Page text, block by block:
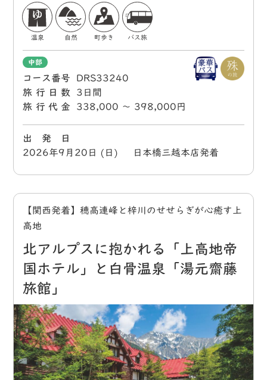
温泉 自然 町歩き バス旅
中部
コース番号
DRS33240
旅行日数
3日間
旅行代金
338,000 〜 398,000円
出 発 日
2026年9月20日 (日) 日本橋三越本店発着
【関西発着】穂高連峰と梓川のせせらぎが心癒す上
高地
北アルプスに抱かれる「上高地帝
国ホテル」と白骨温泉「湯元齋藤
旅館」